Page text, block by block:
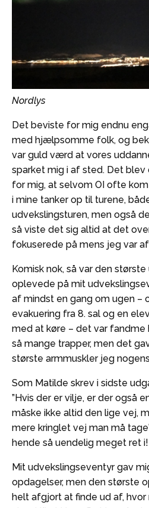
Nordlys
Det beviste for mig endnu
med hjælpsomme folk, og
var guld værd at vores
sparket mig i af sted. Det
for mig, at selvom OI ofte
i mine tanker op til turene,
udvekslingsturen, men også
så viste det sig altid at det
fokuserede på mens jeg var
Komisk nok, så var den
oplevede på mit
af mindst en gang om ugen –
evakuering fra 8. sal og en
med at køre – det var fandme
så mange trapper, men det
største armmuskler jeg
Som Matilde skrev i sidste
”Hvis der er vilje, er der også
måske ikke altid den lige vej,
mere kringlet vej man må
hende så uendelig meget ret i!
Mit udvekslingseventyr gav
opdagelser, men den største
helt afgjort at finde ud af,